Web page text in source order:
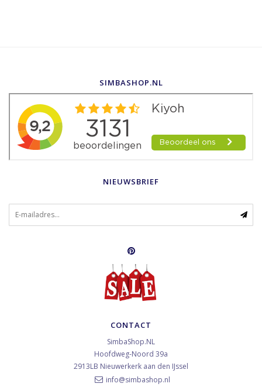
SIMBASHOP.NL
NIEUWSBRIEF
CONTACT
SimbaShop.NL
Hoofdweg-Noord 39a
2913LB Nieuwerkerk aan den IJssel
info@simbashop.nl